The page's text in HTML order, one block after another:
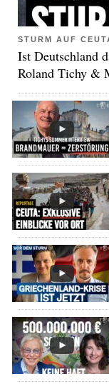
STURM AUF
Ist Deutschland
Roland Tichy &